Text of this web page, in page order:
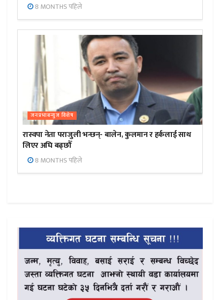
8 MONTHS पहिले
जनप्रभाबन्युज विशेष
रास्वपा नेता पराजुली भन्छन्- बालेन, कुलमान र हर्कलाई साथ
लिएर अघि बढ्छौँ
8 MONTHS पहिले